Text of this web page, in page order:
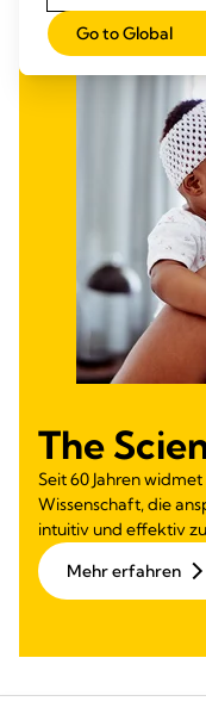
The
Seit 60 Jahren
Wissenschaft, die
intuitiv und effektiv
Mehr erfahren
Go to Global